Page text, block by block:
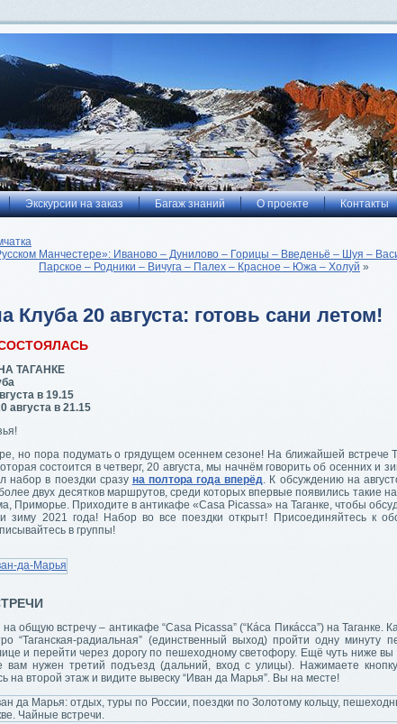
Экскурсии на заказ Багаж знаний О проекте Контакты
Манчестере»: Иваново – Дунилово – Горицы – Введеньё – Шуя –
Парское – Родники – Вичуга – Палех – Красное – Южа – Холуй »
Клуба 20 августа: готовь сани летом!
ТАГАНКЕ
в 19.15
августа в 21.15
но пора подумать о грядущем осеннем сезоне! На ближайшей встрече
состоится в четверг, 20 августа, мы начнём говорить об осенних и
набор в поездки сразу на полтора года вперёд. К обсуждению на
двух десятков маршрутов, среди которых впервые появились такие
Приморье. Приходите в антикафе «Casa Picassa» на Таганке, чтобы
зиму 2021 года! Набор во все поездки открыт! Присоединяйтесь к
в группы!
общую встречу – антикафе “Casa Picassa” (“Кáса Пикáсса”) на Таганке.
“Таганская-радиальная” (единственный выход) пройти одну минуту
и перейти через дорогу по пешеходному светофору. Ещё чуть ниже вы
вам нужен третий подъезд (дальний, вход с улицы). Нажимаете
на второй этаж и видите вывеску “Иван да Марья”. Вы на месте!